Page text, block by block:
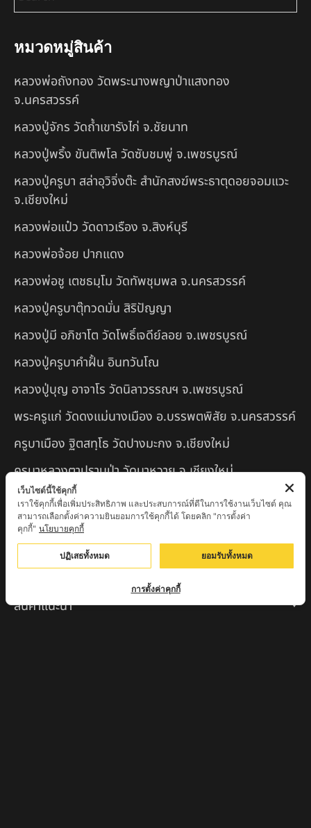
หมวดหมู่สินค้า
หลวงพ่อถังทอง วัดพระนางพญาป่าแสงทอง
จ.นครสวรรค์
หลวงปู่จักร วัดถ้ำเขารังไก่ จ.ชัยนาท
หลวงปู่พริ้ง ขันติพโล วัดซับชมพู่ จ.เพชรบูรณ์
หลวงปู่ครูบา สล่าอุวิจิ่งต๊ะ สำนักสงฆ์พระธาตุดอยจอมแวะ
จ.เชียงใหม่
หลวงพ่อแป๋ว วัดดาวเรือง จ.สิงห์บุรี
หลวงพ่อจ้อย ปากแดง
หลวงพ่อชู เตชธมฺโม วัดทัพชุมพล จ.นครสวรรค์
หลวงปู่ครูบาตุ๊ทวดมั่น สิริปัญญา
หลวงปู่มี อภิชาโต วัดโพธิ์เจดีย์ลอย จ.เพชรบูรณ์
หลวงปู่ครูบาคำฝั้น อินทวันโณ
หลวงปู่บุญ อาจาโร วัดนิลาวรรณฯ จ.เพชรบูรณ์
พระครูแก่ วัดดงแม่นางเมือง อ.บรรพตพิสัย จ.นครสวรรค์
ครูบาเมือง ฐิตสทฺโธ วัดปางมะกง จ.เชียงใหม่
ครูบาหลวงตาปราบป่า วัดนาหวาย จ.เชียงใหม่
หลวงพ่อสุพจน์ จันทูปโม วัดศรีทรงธรรม จ.นครสวรรค์
หลวงปู่เหิน วัดร่องหอย อ.ศรีเทพ จ.เพชรบูรณ์
ครูบาอินตา วัดแม่โพธิ์ จ.ตาก
ครูบามานัส วัดใหม่น้ำรูบ้านน้ำรู อ.เชียงดาว จ.เชียงใหม่
สินค้าแนะนำ
เว็บไซต์นี้ใช้คุกกี้
เราใช้คุกกี้เพื่อเพิ่มประสิทธิภาพ และประสบการณ์ที่ดีในการใช้งานเว็บไซต์ คุณ
สามารถเลือกตั้งค่าความยินยอมการใช้คุกกี้ได้ โดยคลิก "การตั้งค่า
คุกกี้" นโยบายคุกกี้
ปฏิเสธทั้งหมด ยอมรับทั้งหมด
การตั้งค่าคุกกี้